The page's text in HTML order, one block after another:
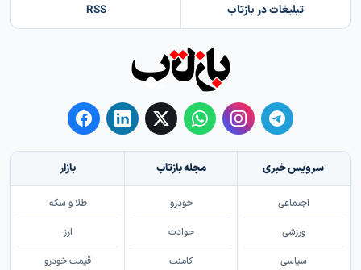
تبلیغات در بازتاب RSS
سرویس خبری
اجتماعی
ورزشی
سیاسی
مجله بازتاب
خودرو
حوادث
کامنت
بازار
طلا و سکه
ارز
قیمت خودرو